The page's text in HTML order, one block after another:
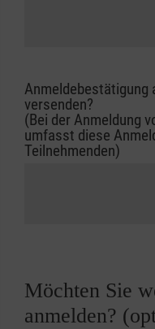
Anmeldebestätigung
versenden?
(Bei der Anmeldung
umfasst diese
Teilnehmenden)
Möchten Sie
anmelden?